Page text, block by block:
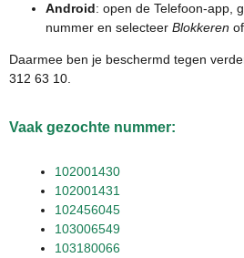
Android: open de Telefoon-app,
nummer en selecteer Blokkeren of
Daarmee ben je beschermd tegen
312 63 10.
Vaak gezochte nummer:
102001430
102001431
102456045
103006549
103180066